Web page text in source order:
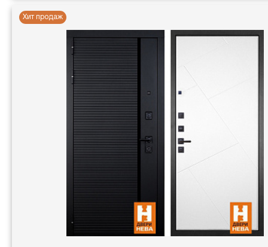
Хит продаж